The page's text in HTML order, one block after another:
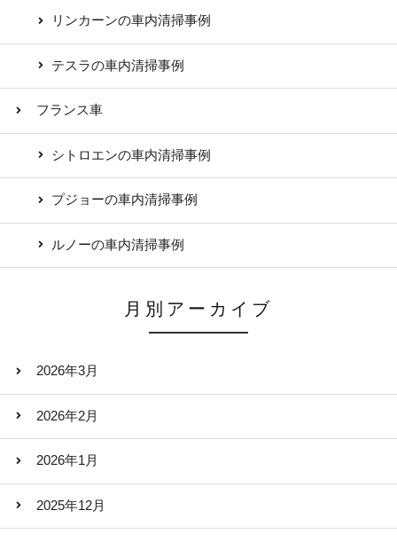
リンカーンの車内清掃事例
テスラの車内清掃事例
フランス車
シトロエンの車内清掃事例
プジョーの車内清掃事例
ルノーの車内清掃事例
月別アーカイブ
2026年3月
2026年2月
2026年1月
2025年12月